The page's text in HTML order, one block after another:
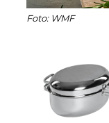
Foto: WMF